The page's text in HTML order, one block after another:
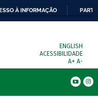
À INFORMAÇÃO
ENGLISH
ACESSIBILIDADE
A+ A-